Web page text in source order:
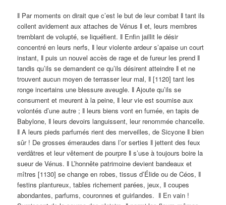
ǁ Par moments on dirait que c’est le but de leur combat ǁ tant ils
collent avidement aux attaches de Vénus ǁ et, leurs membres
tremblant de volupté, se liquéfient. ǁ Enfin jaillit le désir
concentré en leurs nerfs, ǁ leur violente ardeur s’apaise un court
instant, ǁ puis un nouvel accès de rage et de fureur les prend ǁ
tandis qu’ils se demandent ce qu’ils désirent atteindre ǁ et ne
trouvent aucun moyen de terrasser leur mal, ǁ [1120] tant les
ronge incertains une blessure aveugle. ǁ Ajoute qu’ils se
consument et meurent à la peine, ǁ leur vie est soumise aux
volontés d’une autre ; ǁ leurs biens vont en fumée, en tapis de
Babylone, ǁ leurs devoirs languissent, leur renommée chancelle.
ǁ A leurs pieds parfumés rient des merveilles, de Sicyone ǁ bien
sûr ! De grosses émeraudes dans l’or serties ǁ jettent des feux
verdâtres et leur vêtement de pourpre ǁ s’use à toujours boire la
sueur de Vénus. ǁ L’honnête patrimoine devient bandeaux et
mîtres [1130] se change en robes, tissus d’Élide ou de Céos, ǁ
festins plantureux, tables richement parées, jeux, ǁ coupes
abondantes, parfums, couronnes et guirlandes. ǁ En vain !